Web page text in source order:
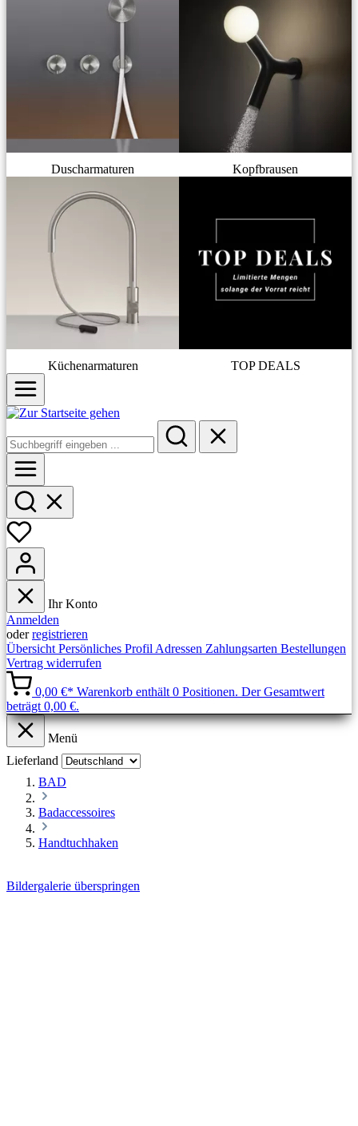
Duscharmaturen Kopfbrausen
Küchenarmaturen TOP DEALS
Ihr Konto
Anmelden
oderregistrieren
Übersicht Persönliches Profil Adressen Zahlungsarten Bestellungen
Vertrag widerrufen
0,00 €* Warenkorb enthält 0 Positionen. Der Gesamtwert
beträgt 0,00 €.
Menü
Lieferland
BAD
Badaccessoires
Handtuchhaken
Bildergalerie überspringen